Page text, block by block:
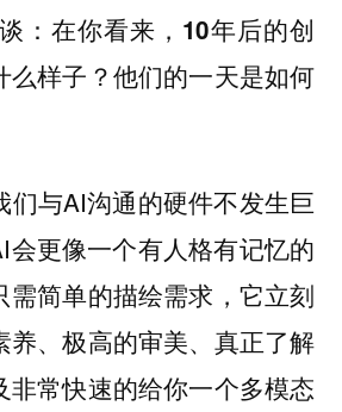
：在你看来，10年后的创
么样子？他们的一天是如何
们与AI沟通的硬件不发生巨
会更像一个有人格有记忆的
需简单的描绘需求，它立刻
养、极高的审美、真正了解
非常快速的给你一个多模态